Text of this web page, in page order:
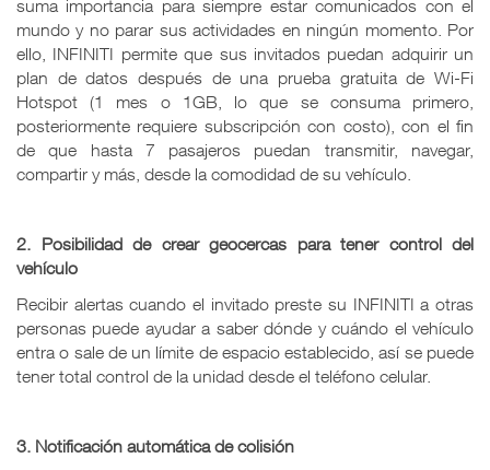
suma importancia para siempre estar comunicados con el
mundo y no parar sus actividades en ningún momento. Por
ello, INFINITI permite que sus invitados puedan adquirir un
plan de datos después de una prueba gratuita de Wi-Fi
Hotspot (1 mes o 1GB, lo que se consuma primero,
posteriormente requiere subscripción con costo), con el fin
de que hasta 7 pasajeros puedan transmitir, navegar,
compartir y más, desde la comodidad de su vehículo.
2. Posibilidad de crear geocercas para tener control del
vehículo
Recibir alertas cuando el invitado preste su INFINITI a otras
personas puede ayudar a saber dónde y cuándo el vehículo
entra o sale de un límite de espacio establecido, así se puede
tener total control de la unidad desde el teléfono celular.
3. Notificación automática de colisión